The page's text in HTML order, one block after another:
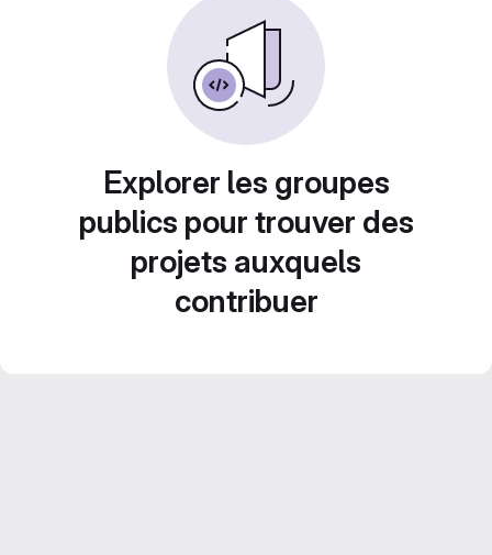
Explorer les groupes
publics pour trouver des
projets auxquels
contribuer